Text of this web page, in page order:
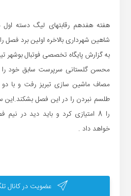
هفته هفدهم رقابتهای لیگ دسته
شاهین شهرداری بالاخره اولین برد فصل
به گزارش پایگاه تخصصی فوتبال بوشهر
محسن گلستانی سرپرست سابق خود را
مصاف ماشین سازی تبریز رفت و با
طلسم نبردن را در این فصل بشکند.این
را 8 امتیازی کرد و باید دید در
خواهد داد .
عضویت در کانال